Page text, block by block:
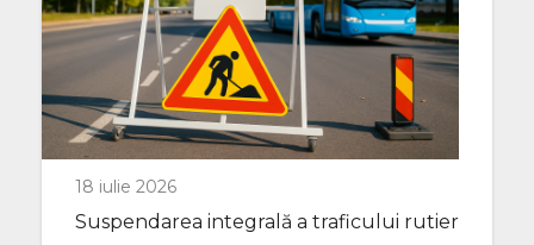
18 iulie 2026
Suspendarea integrală a traficului rutier